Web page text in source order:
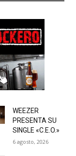
WEEZER
PRESENTA SU
SINGLE «C.E.O.»
6 agosto, 2026